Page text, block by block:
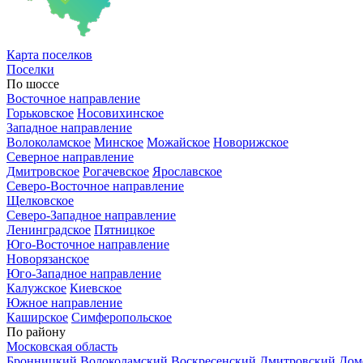
Карта поселков
Поселки
По шоссе
Восточное направление
Горьковское Носовихинское
Западное направление
Волоколамское Минское Можайское Новорижское
Северное направление
Дмитровское Рогачевское Ярославское
Северо-Восточное направление
Щелковское
Северо-Западное направление
Ленинградское Пятницкое
Юго-Восточное направление
Новорязанское
Юго-Западное направление
Калужское Киевское
Южное направление
Каширское Симферопольское
По району
Московская область